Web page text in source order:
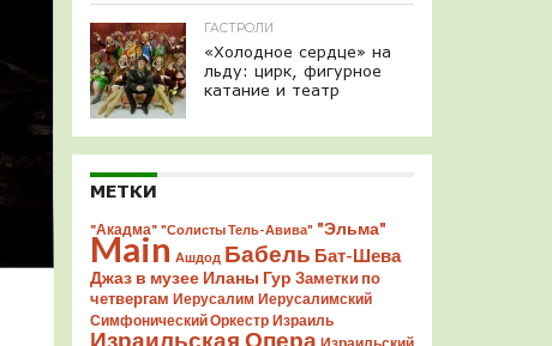
ГАСТРОЛИ
«Холодное сердце» на
льду: цирк, фигурное
катание и театр
МЕТКИ
"Акадма" "Солисты Тель-Авива" "Эльма"
Main Ашдод Бабель Бат-Шева
Джаз в музее Иланы Гур Заметки по
четвергам Иерусалим Иерусалимский
Симфонический Оркестр Израиль
Израильская Опера